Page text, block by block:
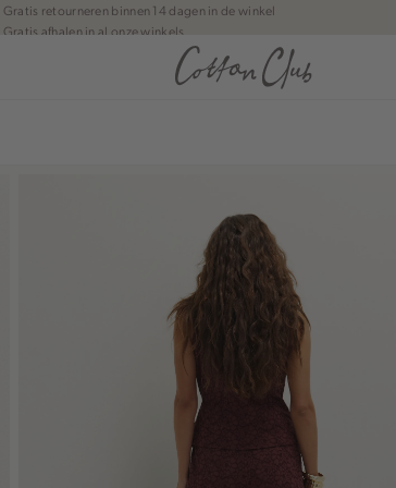
Gratis retourneren binnen 14 dagen in de winkel
Gratis afhalen in al onze winkels
Jouw bestelling wordt binnen 1 tot 5 dagen bezorgd
Betaal zoals jij wilt: o.a. iDEAL | Wero, Riverty, Apple pay & creditcard